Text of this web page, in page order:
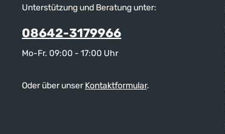
Unterstützung und Beratung unter:
08642-3179966
Mo-Fr. 09:00 - 17:00 Uhr
Oder über unserKontaktformular.